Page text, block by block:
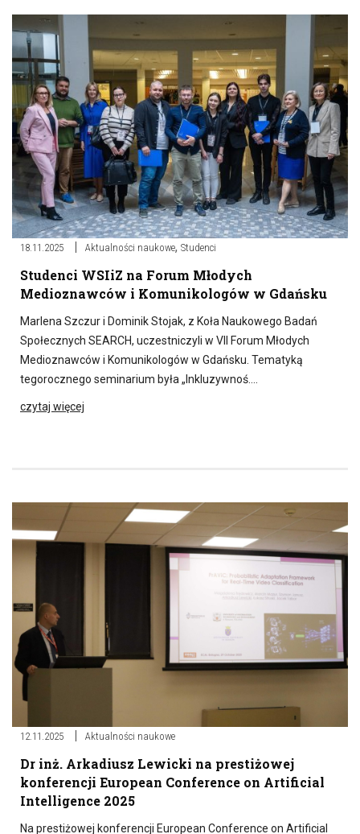
18.11.2025 Aktualności naukowe, Studenci
Studenci WSIiZ na Forum Młodych
Medioznawców i Komunikologów w Gdańsku
Marlena Szczur i Dominik Stojak, z Koła Naukowego Badań
Społecznych SEARCH, uczestniczyli w VII Forum Młodych
Medioznawców i Komunikologów w Gdańsku. Tematyką
tegorocznego seminarium była „Inkluzywnoś….
czytaj więcej
12.11.2025 Aktualności naukowe
Dr inż. Arkadiusz Lewicki na prestiżowej
konferencji European Conference on Artificial
Intelligence 2025
Na prestiżowej konferencji European Conference on Artificial